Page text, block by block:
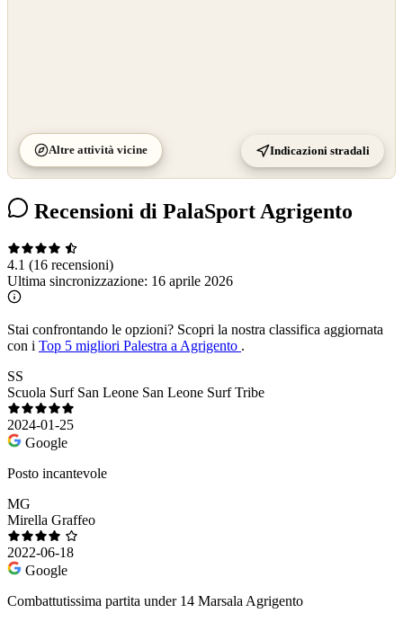
Altre attività vicine Indicazioni stradali
Recensioni di PalaSport Agrigento
4.1 (16 recensioni)
Ultima sincronizzazione: 16 aprile 2026
Stai confrontando le opzioni? Scopri la nostra classifica aggiornata
con i Top 5 migliori Palestra a Agrigento .
SS
Scuola Surf San Leone San Leone Surf Tribe
2024-01-25
Google
Posto incantevole
MG
Mirella Graffeo
2022-06-18
Google
Combattutissima partita under 14 Marsala Agrigento